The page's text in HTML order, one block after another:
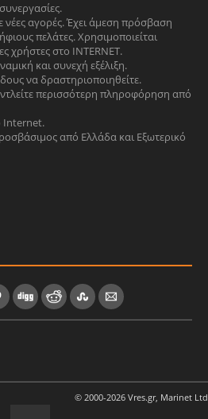
νέες αγορές. Έχει άμεση πρόσβαση
πελάτες. Χρησιμοποιείται
χρήστες στο INTERNET.
και συνεχή εξέλιξη.
να δραστηριοποιηθείτε.
περισσότερη πληροφόρηση από
Internet.
από Ελλάδα και Εξωτερικό
© 2000-2026 Vres.gr, Marinet Ltd